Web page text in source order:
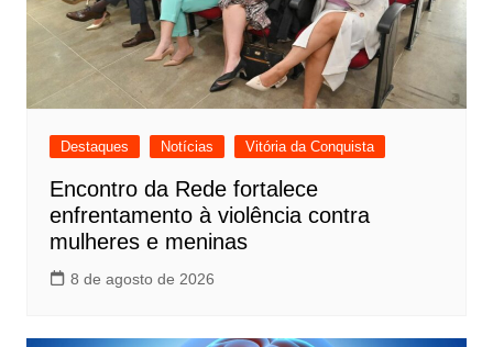
Destaques Notícias Vitória da Conquista
Encontro da Rede fortalece
enfrentamento à violência contra
mulheres e meninas
8 de agosto de 2026